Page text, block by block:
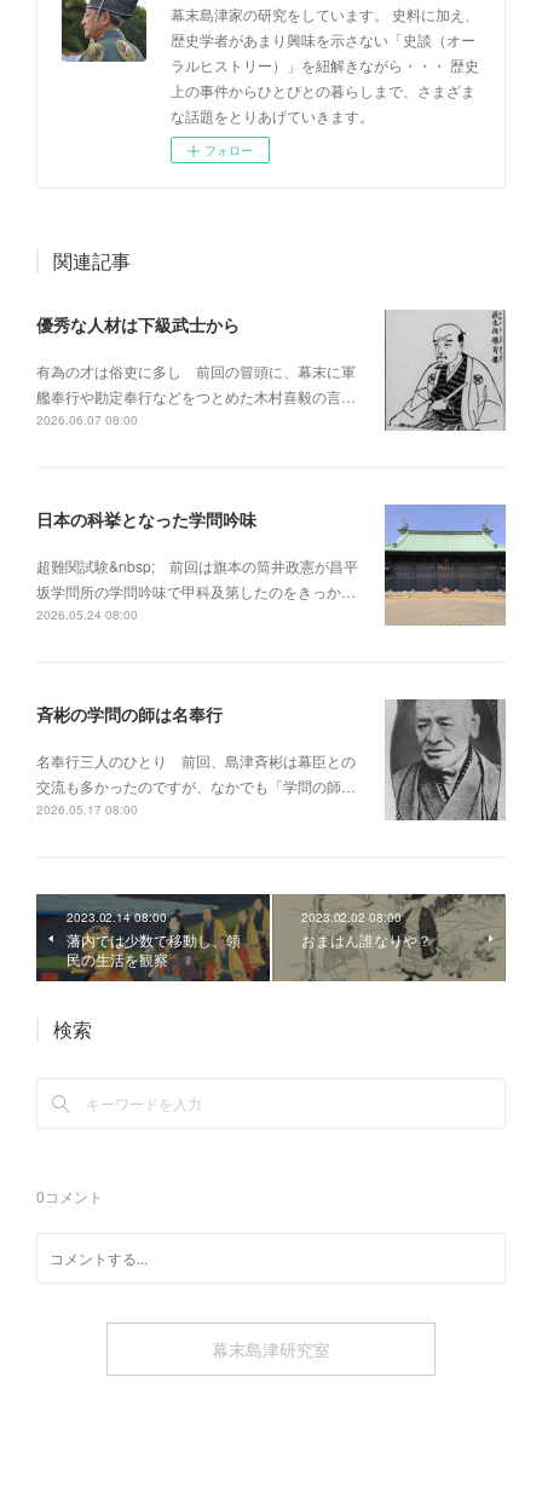
幕末島津家の研究をしています。 史料に加え、
歴史学者があまり興味を示さない「史談（オー
ラルヒストリー）」を紐解きながら・・・ 歴史
上の事件からひとびとの暮らしまで、さまざま
な話題をとりあげていきます。
フォロー
関連記事
優秀な人材は下級武士から
有為の才は俗吏に多し 前回の冒頭に、幕末に軍
艦奉行や勘定奉行などをつとめた木村喜毅の言…
2026.06.07 08:00
日本の科挙となった学問吟味
超難関試験&nbsp; 前回は旗本の筒井政憲が昌平
坂学問所の学問吟味で甲科及第したのをきっか…
2026.05.24 08:00
斉彬の学問の師は名奉行
名奉行三人のひとり 前回、島津斉彬は幕臣との
交流も多かったのですが、なかでも「学問の師…
2026.05.17 08:00
2023.02.14 08:00
藩内では少数で移動し、領
民の生活を観察
2023.02.02 08:00
おまはん誰なりや？
検索
0コメント
幕末島津研究室